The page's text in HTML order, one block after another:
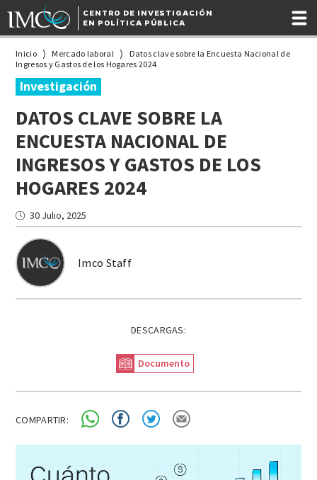
CENTRO DE INVESTIGACIÓN
EN POLÍTICA PÚBLICA
Inicio Mercado laboral
Datos clave sobre la Encuesta Nacional de
Ingresos y Gastos de los Hogares 2024
Investigación
DATOS CLAVE SOBRE LA
ENCUESTA NACIONAL DE
INGRESOS Y GASTOS DE LOS
HOGARES 2024
Imco Staff
30 Julio, 2025
DESCARGAS:
Documento
COMPARTIR: